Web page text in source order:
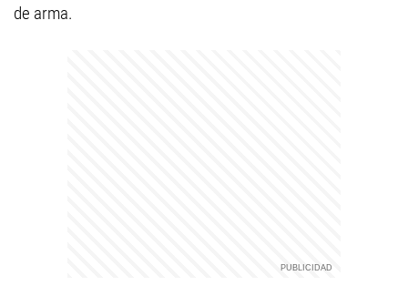
de arma.